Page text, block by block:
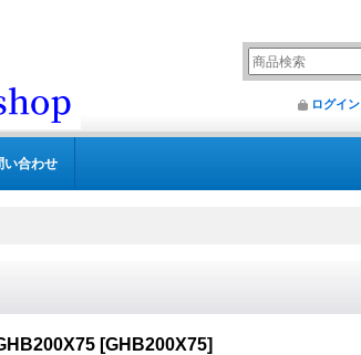
ログイン
い合わせ
[GHB200X75]